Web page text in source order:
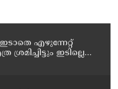
എഴുന്നേറ്റ്
ശ്രമിച്ചിട്ടും ഇടില്ലെന്ന്